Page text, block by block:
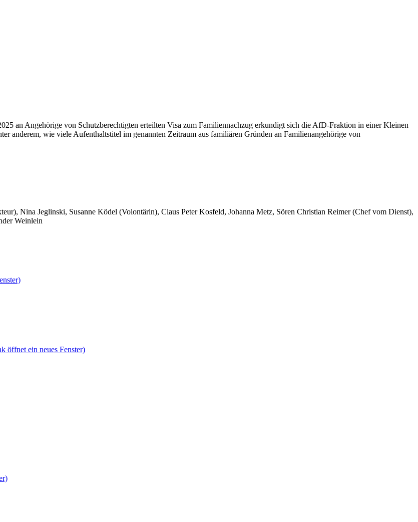
an Angehörige von Schutzberechtigten erteilten Visa zum Familiennachzug erkundigt sich die AfD-Fraktion in einer Kleinen
anderem, wie viele Aufenthaltstitel im genannten Zeitraum aus familiären Gründen an Familienangehörige von
Nina Jeglinski, Susanne Ködel (Volontärin), Claus Peter Kosfeld, Johanna Metz, Sören Christian Reimer (Chef vom Dienst),
Weinlein
öffnet ein neues Fenster)